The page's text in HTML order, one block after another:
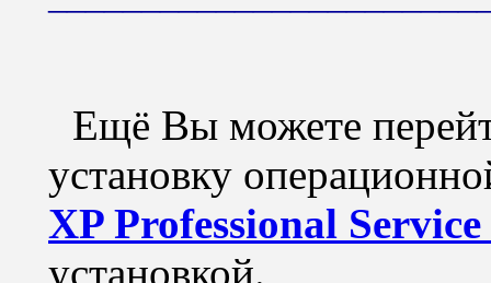
Ещё Вы можете
установку
XP Professional
установкой.